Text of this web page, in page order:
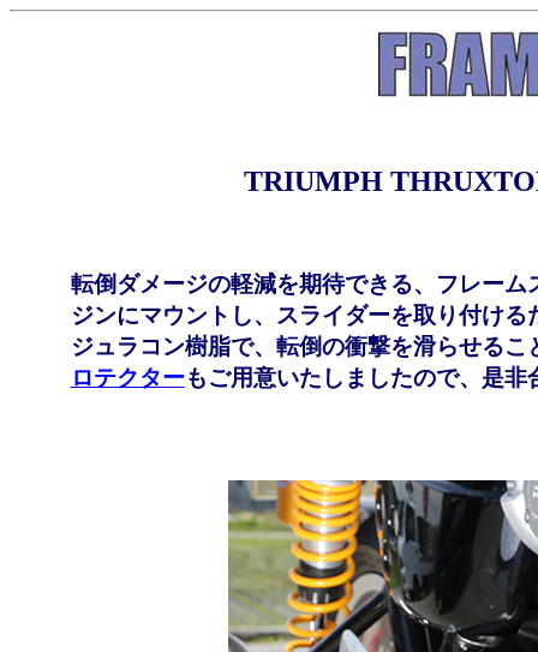
TRIUMPH
転倒ダメージの軽減を期待できる、フレー
ジンにマウントし、スライダーを取り付け
ジュラコン樹脂で、転倒の衝撃を滑らせる
ロテクターもご用意いたしましたので、是